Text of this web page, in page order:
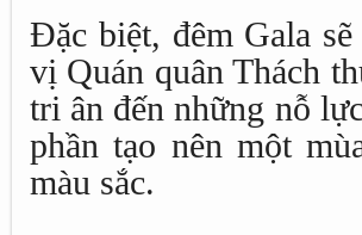
Đặc biệt, đêm Gala
vị Quán quân Thách
tri ân đến những nỗ
phần tạo nên một
màu sắc.